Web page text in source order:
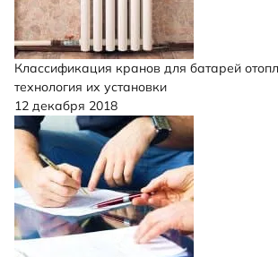
Классификация кранов для батарей
технология их установки
12 декабря 2018